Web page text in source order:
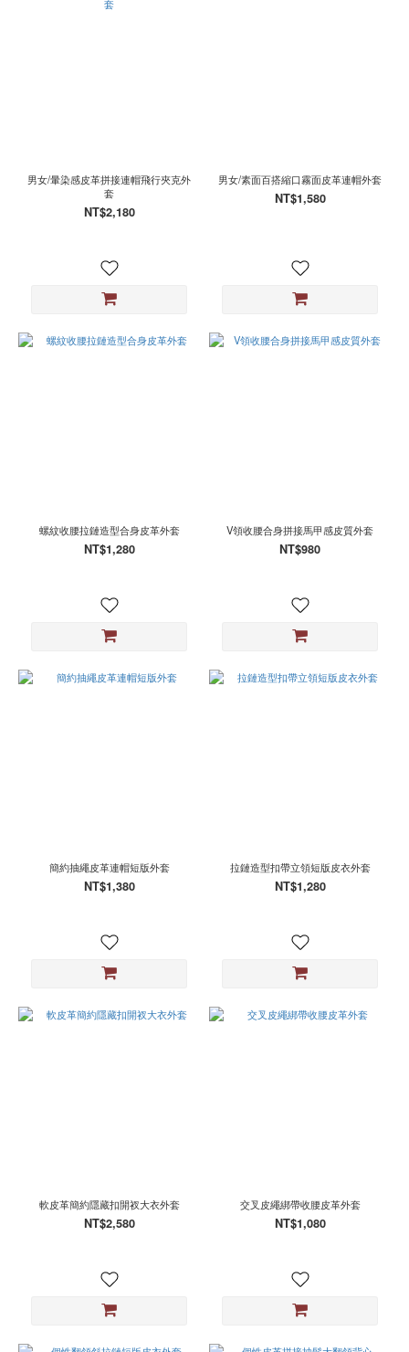
男女/暈染感皮革拼接連帽飛行夾克外
套
NT$2,180
男女/素面百搭縮口霧面皮革連帽外套
NT$1,580
螺紋收腰拉鏈造型合身皮革外套
NT$1,280
V領收腰合身拼接馬甲感皮質外套
NT$980
簡約抽繩皮革連帽短版外套
NT$1,380
拉鏈造型扣帶立領短版皮衣外套
NT$1,280
軟皮革簡約隱藏扣開衩大衣外套
NT$2,580
交叉皮繩綁帶收腰皮革外套
NT$1,080